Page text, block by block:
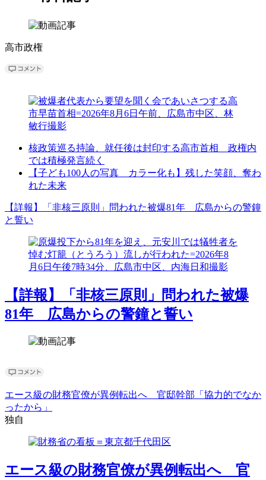
高市政権
核政策巡る持論、就任後は封印する高市首相 政権内
では積極発言続く
【子ども100人の写真 カラー化も】残した笑顔、奪わ
れた未来
【詳報】「非核三原則」問われた被爆81年 広島からの警鐘
と誓い
【詳報】「非核三原則」問われた被爆
81年 広島からの警鐘と誓い
エース級の財務官僚が異例転出へ 官邸幹部「協力的でなか
ったから」
独自
エース級の財務官僚が異例転出へ 官